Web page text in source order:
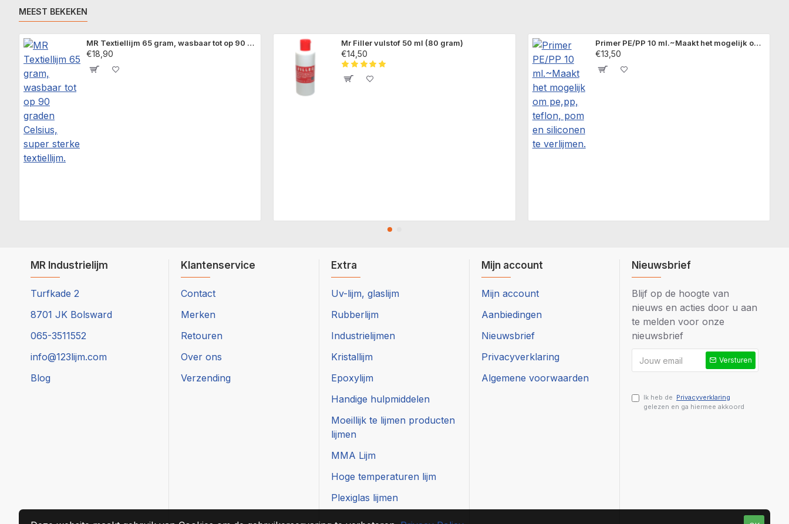
MEEST BEKEKEN
MR Textiellijm 65 gram, wasbaar tot op 90 graden Celsius, super sterke textiellijm.
€18,90
Mr Filler vulstof 50 ml (80 gram)
€14,50
Primer PE/PP 10 ml.~Maakt het mogelijk om pe,pp, teflon, pom en siliconen te verlijmen.
€13,50
MR Industrielijm
Turfkade 2
8701 JK Bolsward
065-3511552
info@123lijm.com
Blog
Klantenservice
Contact
Merken
Retouren
Over ons
Verzending
Extra
Uv-lijm, glaslijm
Rubberlijm
Industrielijmen
Kristallijm
Epoxylijm
Handige hulpmiddelen
Moeillijk te lijmen producten
lijmen
MMA Lijm
Hoge temperaturen lijm
Plexiglas lijmen
Mijn account
Mijn account
Aanbiedingen
Nieuwsbrief
Privacyverklaring
Algemene voorwaarden
Nieuwsbrief
Blijf op de hoogte van
nieuws en acties door u aan
te melden voor onze
nieuwsbrief
Versturen
Ik heb de Privacyverklaring
gelezen en ga hiermee akkoord